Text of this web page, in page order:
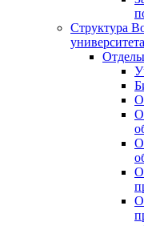
Структура